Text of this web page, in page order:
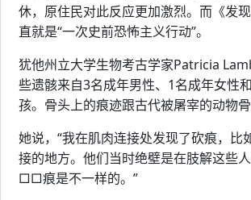
休，原住民对此反应更加激烈。而《发
直就是“一次史前恐怖主义行动”。
犹他州立大学生物考古学家Patricia
些遗骸来自3名成年男性、1名成年女性
孩。骨头上的痕迹跟古代被屠宰的动物骨
她说，“我在肌肉连接处发现了砍痕，比
接的地方。他们当时绝壁是在肢解这些
□□痕是不一样的。”